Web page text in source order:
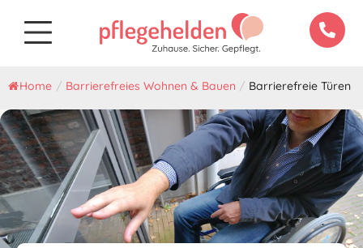
Home / Barrierefreies Wohnen & Bauen / Barrierefreie Türen